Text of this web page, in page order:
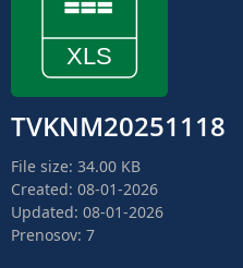
TVKNM20251118
File size: 34.00 KB
Created: 08-01-2026
Updated: 08-01-2026
Prenosov: 7